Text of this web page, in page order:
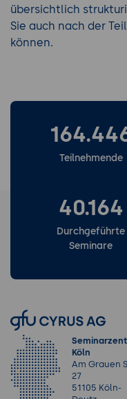
übersichtlich
Sie auch nach der
können.
Teilnehmende
40.164
Durchgeführte
Seminare
Köln
Am Grauen
27
51105 Köln-